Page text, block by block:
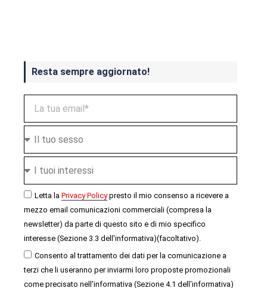
Resta sempre aggiornato!
Letta la Privacy Policypresto il mio consenso a ricevere a
mezzo email comunicazioni commerciali (compresa la
newsletter) da parte di questo sito e di mio specifico
interesse (Sezione 3.3 dell'informativa)(facoltativo).
Consento al trattamento dei dati per la comunicazione a
terzi che li useranno per inviarmi loro proposte promozionali
come precisato nell'informativa (Sezione 4.1 dell'informativa)